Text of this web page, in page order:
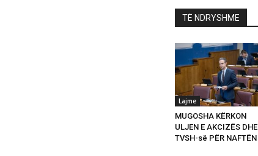
TË NDRYSHME
Lajme
MUGOSHA KËRKON
ULJEN E AKCIZËS DHE
TVSH-së PËR NAFTËN